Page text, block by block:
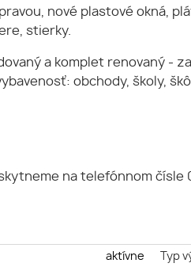
nové plastové okná,
stierky.
a komplet renovaný -
obchody, školy,
na telefónnom čísle
aktívne
Typ